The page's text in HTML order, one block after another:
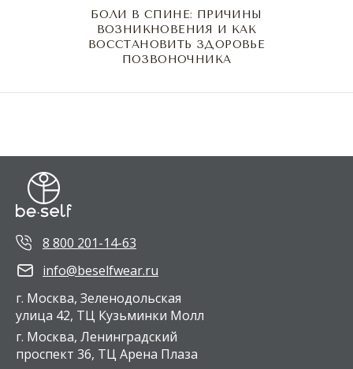
БОЛИ В СПИНЕ: ПРИЧИНЫ
ВОЗНИКНОВЕНИЯ И КАК
ВОССТАНОВИТЬ ЗДОРОВЬЕ
ПОЗВОНОЧНИКА
8 800 201-14-63
info@beselfwear.ru
г. Москва, Зеленодольская
улица 42, ТЦ Кузьминки Молл
г. Москва, Ленинградский
проспект 36, ТЦ Арена Плаза